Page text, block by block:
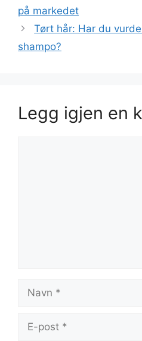
på markedet
Tørt hår: Har du
shampo?
Legg igjen en
Navn